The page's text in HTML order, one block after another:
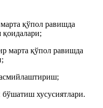
қўпол равишда
марта қўпол равишда
бўшатиш хусусиятлари.